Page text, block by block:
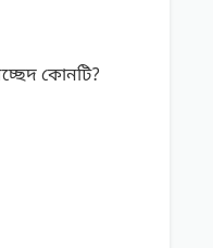
কোনটি?